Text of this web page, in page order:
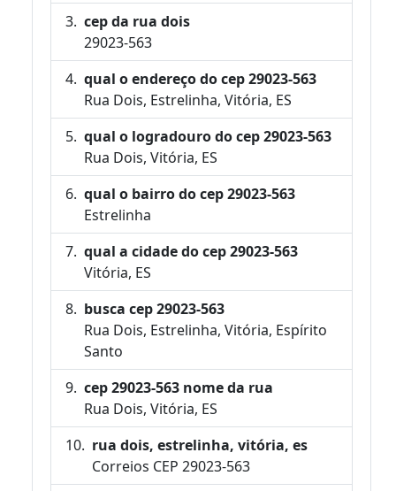
cep da rua dois
29023-563
qual o endereço do cep 29023-563
Rua Dois, Estrelinha, Vitória, ES
qual o logradouro do cep 29023-563
Rua Dois, Vitória, ES
qual o bairro do cep 29023-563
Estrelinha
qual a cidade do cep 29023-563
Vitória, ES
busca cep 29023-563
Rua Dois, Estrelinha, Vitória, Espírito
Santo
cep 29023-563 nome da rua
Rua Dois, Vitória, ES
rua dois, estrelinha, vitória, es
Correios CEP 29023-563